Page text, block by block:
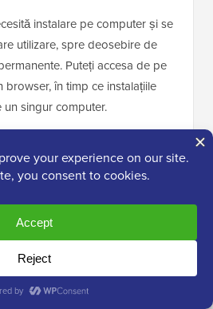
instalare pe computer și se
utilizare, spre deosebire de
Puteți accesa de pe
în timp ce instalațiile
singur computer.
WordPress local pe
Windows oferă mai multă
de dezvoltare pe termen
consultați ghidul nostru
WordPress Playground în